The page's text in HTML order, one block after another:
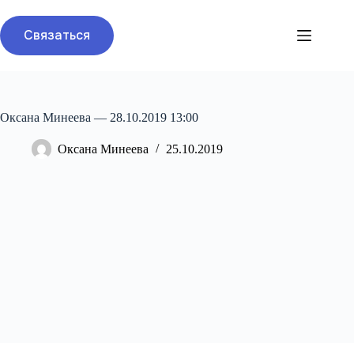
к
сути Связаться
Оксана Минеева — 28.10.2019 13:00
Оксана Минеева 25.10.2019